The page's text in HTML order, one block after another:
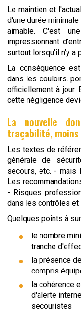
Le maintien et
d'une durée
aimable. C'est
impressionnant
surtout lorsqu'il n'y a
La conséquence
dans les couloirs,
officiellement à jour.
cette négligence
La nouvelle
traçabilité, moins
Les textes de
générale de
secours, etc. - mais
Les
- Risques
dans les contrôles
Quelques points à
le nombre
tranche
la présence
compris
la cohérence
d'alerte
secouristes